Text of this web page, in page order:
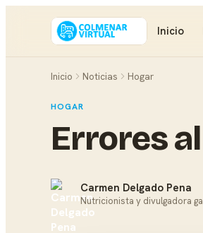
Inicio
Inicio Noticias Hogar
HOGAR
Errores
Carmen Delgado Pena
Nutricionista y divulgadora